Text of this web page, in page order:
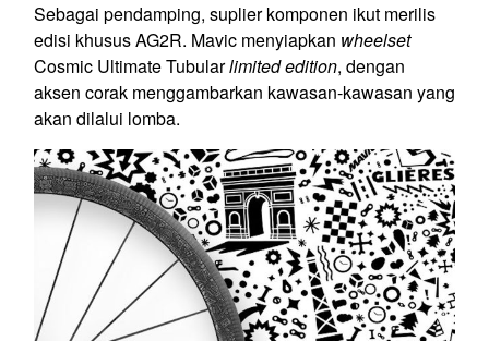
Sebagai pendamping, suplier komponen ikut merilis
edisi khusus AG2R. Mavic menyiapkan wheelset
Cosmic Ultimate Tubularlimited edition, dengan
aksen corak menggambarkan kawasan-kawasan yang
akan dilalui lomba.